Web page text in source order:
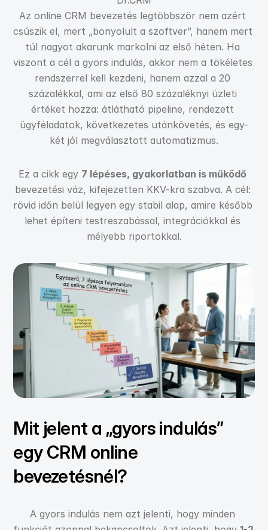
Az online CRM bevezetés legtöbbször nem azért
csúszik el, mert „bonyolult a szoftver”, hanem mert
túl nagyot akarunk markolni az első héten. Ha
viszont a cél a gyors indulás, akkor nem a tökéletes
rendszerrel kell kezdeni, hanem azzal a 20
százalékkal, ami az első 80 százaléknyi üzleti
értéket hozza: átlátható pipeline, rendezett
ügyféladatok, következetes utánkövetés, és egy-
két jól megválasztott automatizmus.
Ez a cikk egy 7 lépéses, gyakorlatban is működő
bevezetési váz, kifejezetten KKV-kra szabva. A cél:
rövid időn belül legyen egy stabil alap, amire később
lehet építeni testreszabással, integrációkkal és
mélyebb riportokkal.
Mit jelent a „gyors indulás”
egy CRM online
bevezetésnél?
A gyors indulás nem azt jelenti, hogy minden